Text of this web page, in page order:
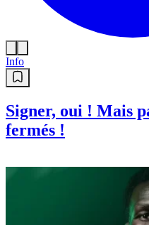
Info
Signer, oui ! Mais
fermés !